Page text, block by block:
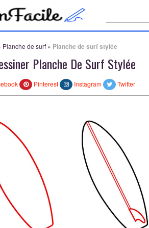
Planche de surf » Planche de surf stylée
Planche De Surf Stylée
Pinterest Instagram Twitter